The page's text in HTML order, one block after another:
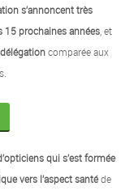
s’annoncent très
15 prochaines années, et
comparée aux
qui s’est formée
vers l’aspect santéde